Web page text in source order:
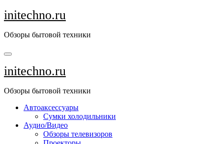
Перейти
к
initechno.ru
Обзоры бытовой техники
initechno.ru
Обзоры бытовой техники
Автоаксессуары
Сумки холодильники
Аудио/Видео
Обзоры телевизоров